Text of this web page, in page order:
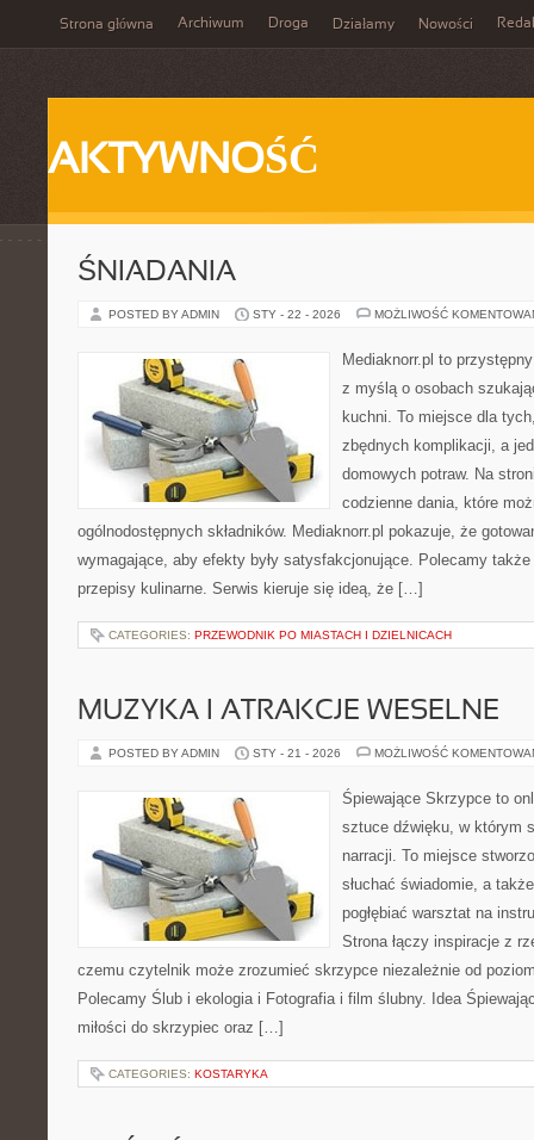
Strona główna Archiwum Droga Działamy Nowości
AKTYWNOŚĆ
ŚNIADANIA
POSTED BY ADMIN STY - 22 - 2026 MOŻLIWOŚĆ
Mediaknorr.pl to
z myślą o osobach
kuchni. To miejsce dla
zbędnych komplikacji, a
domowych potraw. Na
codzienne dania, które
ogólnodostępnych składników. Mediaknorr.pl pokazuje, że
wymagające, aby efekty były satysfakcjonujące. Polecamy
przepisy kulinarne. Serwis kieruje się ideą, że […]
CATEGORIES: PRZEWODNIK PO MIASTACH I DZIELNICACH
MUZYKA I ATRAKCJE WESELNE
POSTED BY ADMIN STY - 21 - 2026 MOŻLIWOŚĆ
Śpiewające Skrzypce to
sztuce dźwięku, w którym
narracji. To miejsce
słuchać świadomie, a
pogłębiać warsztat na
Strona łączy inspiracje z
czemu czytelnik może zrozumieć skrzypce niezależnie od
Polecamy Ślub i ekologia i Fotografia i film ślubny. Idea
miłości do skrzypiec oraz […]
CATEGORIES: KOSTARYKA